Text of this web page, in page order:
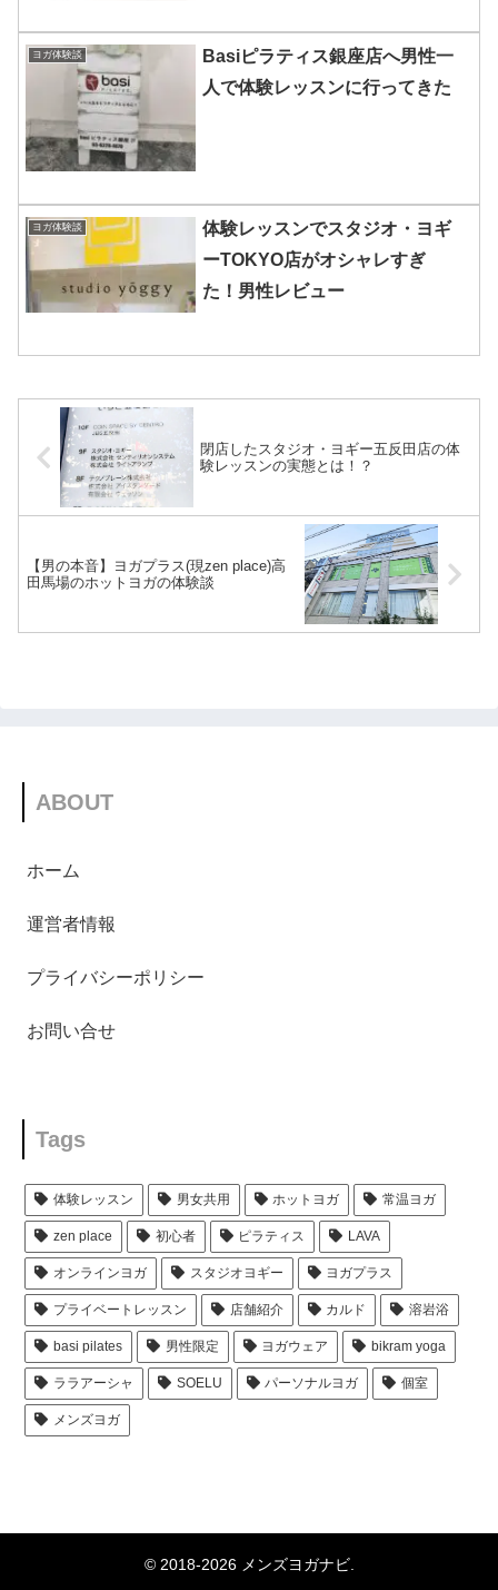
ヨガ体験談
Basiピラティス銀座店へ男性一
人で体験レッスンに行ってきた
ヨガ体験談
体験レッスンでスタジオ・ヨギ
ーTOKYO店がオシャレすぎ
た！男性レビュー
閉店したスタジオ・ヨギー五反田店の体
験レッスンの実態とは！？
【男の本音】ヨガプラス(現zen place)高
田馬場のホットヨガの体験談
ABOUT
ホーム
運営者情報
プライバシーポリシー
お問い合せ
Tags
体験レッスン 男女共用 ホットヨガ 常温ヨガ
zen place 初心者 ピラティス LAVA
オンラインヨガ スタジオヨギー ヨガプラス
プライベートレッスン 店舗紹介 カルド 溶岩浴
basi pilates 男性限定 ヨガウェア bikram yoga
ララアーシャ SOELU パーソナルヨガ 個室
メンズヨガ
© 2018-2026 メンズヨガナビ.